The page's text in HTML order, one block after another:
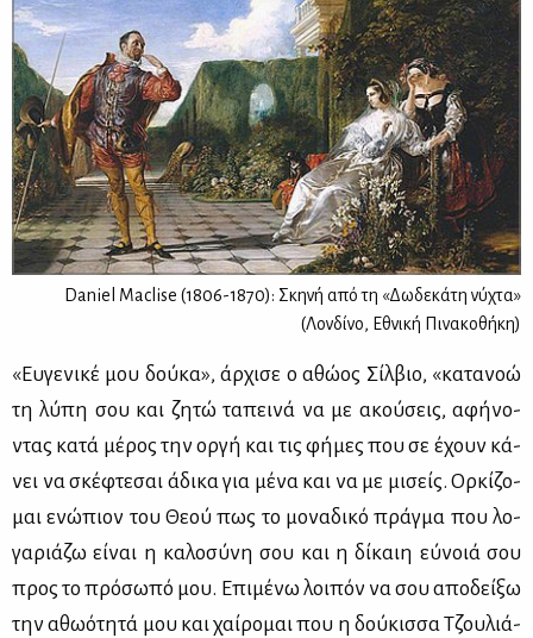
Daniel Maclise (1806-1870): Σκηνή από τη «Δωδεκάτη νύχτα»
(Λονδίνο, Εθνική Πινακοθήκη)
«Ευ­γε­νι­κέ μου δού­κα», άρ­χι­σε ο αθώ­ος Σίλ­βιο, «κα­τα­νοώ
τη λύ­πη σου και ζη­τώ τα­πει­νά να με ακού­σεις, αφή­νο­
ντας κα­τά μέ­ρος την ορ­γή και τις φή­μες που σε έχουν κά­
νει να σκέ­φτε­σαι άδι­κα για μέ­να και να με μι­σείς. Ορ­κί­ζο­
μαι ενώ­πιον του Θε­ού πως το μο­να­δι­κό πράγ­μα που λο­
γα­ριά­ζω εί­ναι η κα­λο­σύ­νη σου και η δί­καιη εύ­νοιά σου
προς το πρό­σω­πό μου. Επι­μέ­νω λοι­πόν να σου απο­δεί­ξω
την αθω­ό­τη­τά μου και χαί­ρο­μαι που η δού­κισ­σα Τζου­λιά­